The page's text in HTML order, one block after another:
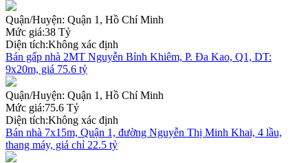
Quận/Huyện: Quận 1, Hồ Chí Minh
Mức giá:38 Tỷ
Diện tích:Không xác định
Bán gấp nhà 2MT Nguyễn Bỉnh Khiêm, P. Đa Kao, Q1, DT:
9x20m, giá 75.6 tỷ
Quận/Huyện: Quận 1, Hồ Chí Minh
Mức giá:75.6 Tỷ
Diện tích:Không xác định
Bán nhà 7x15m, Quận 1, đường Nguyễn Thị Minh Khai, 4 lầu,
thang máy, giá chỉ 22.5 tỷ